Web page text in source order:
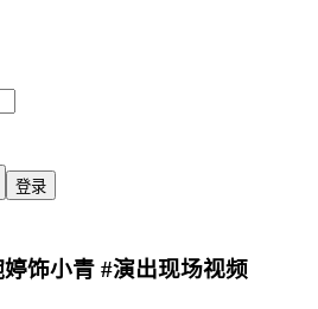
登录
饰小青 #演出现场视频